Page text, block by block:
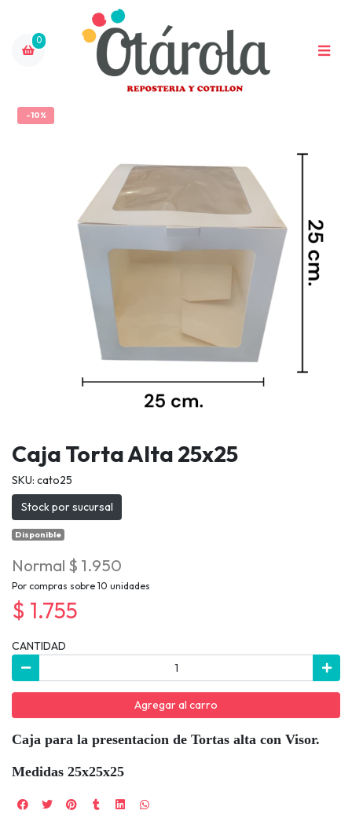
0
-10%
Caja Torta Alta 25x25
SKU: cato25
Stock por sucursal
Disponible
Normal $ 1.950
Por compras sobre 10 unidades
$ 1.755
CANTIDAD
Agregar al carro
Caja para la presentacion de Tortas alta con Visor.
Medidas 25x25x25